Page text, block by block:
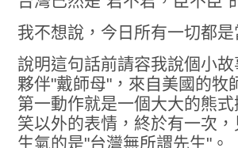
我不想說，今日所有一切都
說明這句話前請容我說個小
夥伴"戴師母"，來自美國的牧
第一動作就是一個大大的熊
笑以外的表情，終於有一次
生氣的是"台灣無所謂先生"。